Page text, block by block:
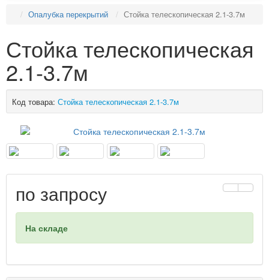
Опалубка перекрытий Стойка телескопическая 2.1-3.7м
Стойка телескопическая
2.1-3.7м
Код товара: Стойка телескопическая 2.1-3.7м
по запросу
На складе